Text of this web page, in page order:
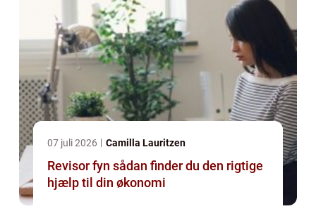
07 juli 2026 Camilla Lauritzen
Revisor fyn sådan finder du den rigtige
hjælp til din økonomi